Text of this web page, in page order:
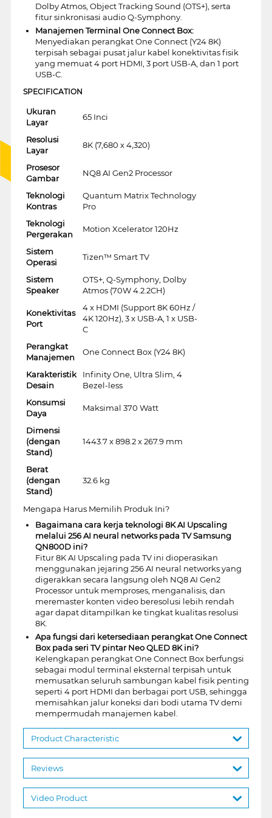
Dolby Atmos, Object Tracking Sound (OTS+), serta
fitur sinkronisasi audio Q-Symphony.
Manajemen Terminal One Connect Box:
Menyediakan perangkat One Connect (Y24 8K)
terpisah sebagai pusat jalur kabel konektivitas fisik
yang memuat 4 port HDMI, 3 port USB-A, dan 1 port
USB-C.
SPECIFICATION
Ukuran
Layar
65 Inci
Resolusi
Layar
8K (7,680 x 4,320)
Prosesor
Gambar
NQ8 AI Gen2 Processor
Teknologi
Kontras
Quantum Matrix Technology
Pro
Teknologi
Pergerakan
Motion Xcelerator 120Hz
Sistem
Operasi
Tizen™ Smart TV
Sistem
Speaker
OTS+, Q-Symphony, Dolby
Atmos (70W 4.2.2CH)
Konektivitas
Port
4 x HDMI (Support 8K 60Hz /
4K 120Hz), 3 x USB-A, 1 x USB-
C
Perangkat
Manajemen
One Connect Box (Y24 8K)
Karakteristik
Desain
Infinity One, Ultra Slim, 4
Bezel-less
Konsumsi
Daya
Maksimal 370 Watt
Dimensi
(dengan
Stand)
1443.7 x 898.2 x 267.9 mm
Berat
(dengan
Stand)
32.6 kg
Mengapa Harus Memilih Produk Ini?
Bagaimana cara kerja teknologi 8K AI Upscaling
melalui 256 AI neural networks pada TV Samsung
QN800D ini?
Fitur 8K AI Upscaling pada TV ini dioperasikan
menggunakan jejaring 256 AI neural networks yang
digerakkan secara langsung oleh NQ8 AI Gen2
Processor untuk memproses, menganalisis, dan
meremaster konten video beresolusi lebih rendah
agar dapat ditampilkan ke tingkat kualitas resolusi
8K.
Apa fungsi dari ketersediaan perangkat One Connect
Box pada seri TV pintar Neo QLED 8K ini?
Kelengkapan perangkat One Connect Box berfungsi
sebagai modul terminal eksternal terpisah untuk
memusatkan seluruh sambungan kabel fisik penting
seperti 4 port HDMI dan berbagai port USB, sehingga
memisahkan jalur koneksi dari bodi utama TV demi
mempermudah manajemen kabel.
Product Characteristic
Reviews
Video Product